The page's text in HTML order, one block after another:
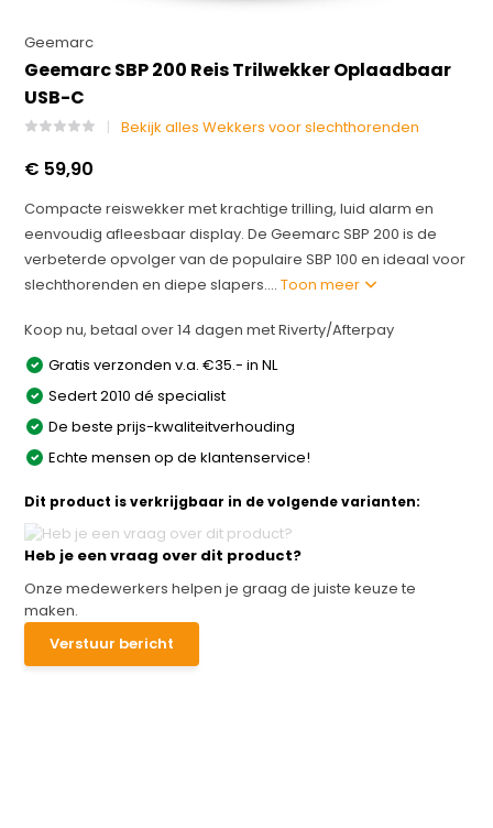
Geemarc
Geemarc SBP 200 Reis Trilwekker Oplaadbaar
USB-C
Bekijk alles Wekkers voor slechthorenden
€ 59,90
Compacte reiswekker met krachtige trilling, luid alarm en
eenvoudig afleesbaar display. De Geemarc SBP 200 is de
verbeterde opvolger van de populaire SBP 100 en ideaal voor
slechthorenden en diepe slapers....Toon meer
Koop nu, betaal over 14 dagen met Riverty/Afterpay
Gratis verzonden v.a. €35.- in NL
Sedert 2010 dé specialist
De beste prijs-kwaliteitverhouding
Echte mensen op de klantenservice!
Dit product is verkrijgbaar in de volgende varianten:
Heb je een vraag over dit product?
Onze medewerkers helpen je graag de juiste keuze te
maken.
Verstuur bericht